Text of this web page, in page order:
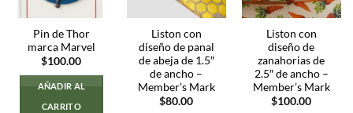
Pin de Thor
marca Marvel
$100.00
AÑADIR AL
CARRITO
Liston con
diseño de panal
de abeja de 1.5″
de ancho –
Member’s Mark
$80.00
Liston con
diseño de
zanahorias de
2.5″ de ancho –
Member’s Mark
$100.00